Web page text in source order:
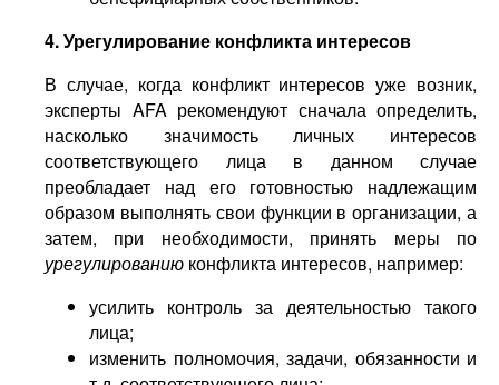
4. Урегулирование конфликта интересов
В случае, когда конфликт интересов уже возник,
эксперты AFA рекомендуют сначала определить,
насколько значимость личных интересов
соответствующего лица в данном случае
преобладает над его готовностью надлежащим
образом выполнять свои функции в организации, а
затем, при необходимости, принять меры по
урегулированию конфликта интересов, например:
усилить контроль за деятельностью такого
лица;
изменить полномочия, задачи, обязанности и